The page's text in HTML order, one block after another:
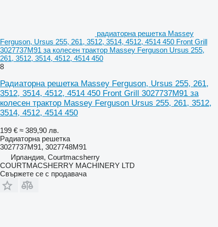
радиаторна решетка Massey
Ferguson, Ursus 255, 261, 3512, 3514, 4512, 4514 450 Front Grill
3027737M91 за колесен трактор Massey Ferguson Ursus 255,
261, 3512, 3514, 4512, 4514 450
8
Радиаторна решетка Massey Ferguson, Ursus 255, 261,
3512, 3514, 4512, 4514 450 Front Grill 3027737M91 за
колесен трактор Massey Ferguson Ursus 255, 261, 3512,
3514, 4512, 4514 450
199 € ≈ 389,90 лв.
Радиаторна решетка
3027737M91, 3027748M91
Ирландия, Courtmacsherry
COURTMACSHERRY MACHINERY LTD
Свържете се с продавача